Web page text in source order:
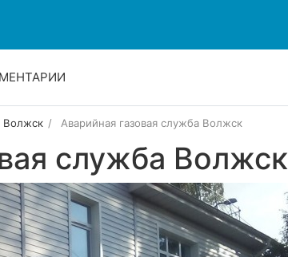
Волжск Аварийная газовая служба Волжск
служба Волжск